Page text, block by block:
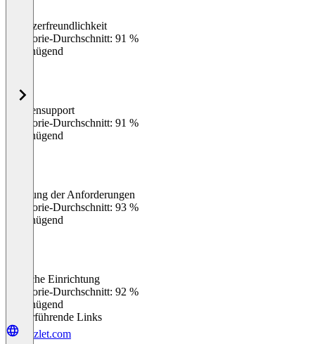
Benutzerfreundlichkeit
Kategorie-Durchschnitt: 91 %
Ungenügend
Kundensupport
Kategorie-Durchschnitt: 91 %
Ungenügend
Erfüllung der Anforderungen
Kategorie-Durchschnitt: 93 %
Ungenügend
Einfache Einrichtung
Kategorie-Durchschnitt: 92 %
Ungenügend
Weiterführende Links
quizlet.com